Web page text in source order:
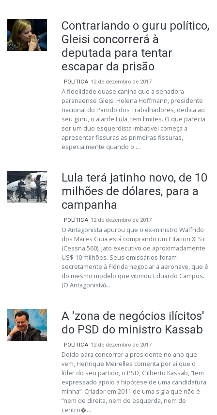
Contrariando o guru político,
Gleisi concorrerá à
deputada para tentar
escapar da prisão
POLÍTICA 12 de dezembro de 2017
A fidelidade quase canina que a senadora
paranaense Gleisi Helena Hoffmann, presidente
nacional do Partido dos Trabalhadores, dedica ao
seu guru, o alarife Lula, tem limites. O que parecia
ser um duo esquerdista imbatível começa a
apresentar fissuras as primeiras fissuras,
especialmente quando o ...
Lula terá jatinho novo, de 10
milhões de dólares, para a
campanha
POLÍTICA 12 de dezembro de 2017
O Antagonista apurou que o ex-ministro Walfrido
dos Mares Guia está comprando um Citation XLS+
(Cessna 560), jato executivo de aproximadamente
US$ 10 milhões. Seus emissários foram
secretamente à Flórida negociar a aeronave, que é
do mesmo modelo que vitimou Eduardo Campos.
(O Antagonista)...
A 'zona de negócios ilícitos'
do PSD do ministro Kassab
POLÍTICA 12 de dezembro de 2017
Doido para concorrer a presidente no ano que
vem, Henrique Meirelles comenta por aí que o
líder do seu partido, o PSD, Gilberto Kassab, “tem
expressado apoio à hipótese de uma candidatura
minha”. Criador em 2011 de uma sigla que não é
“nem de direita, nem de esquerda, nem de
centro�...